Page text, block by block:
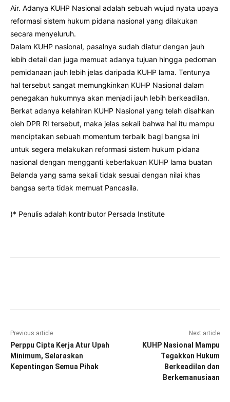
Air. Adanya KUHP Nasional adalah sebuah wujud nyata upaya
reformasi sistem hukum pidana nasional yang dilakukan
secara menyeluruh.
Dalam KUHP nasional, pasalnya sudah diatur dengan jauh
lebih detail dan juga memuat adanya tujuan hingga pedoman
pemidanaan jauh lebih jelas daripada KUHP lama. Tentunya
hal tersebut sangat memungkinkan KUHP Nasional dalam
penegakan hukumnya akan menjadi jauh lebih berkeadilan.
Berkat adanya kelahiran KUHP Nasional yang telah disahkan
oleh DPR RI tersebut, maka jelas sekali bahwa hal itu mampu
menciptakan sebuah momentum terbaik bagi bangsa ini
untuk segera melakukan reformasi sistem hukum pidana
nasional dengan mengganti keberlakuan KUHP lama buatan
Belanda yang sama sekali tidak sesuai dengan nilai khas
bangsa serta tidak memuat Pancasila.
)* Penulis adalah kontributor Persada Institute
Previous article
Perppu Cipta Kerja Atur Upah
Minimum, Selaraskan
Kepentingan Semua Pihak
Next article
KUHP Nasional Mampu
Tegakkan Hukum
Berkeadilan dan
Berkemanusiaan